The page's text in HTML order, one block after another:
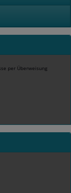
per Überweisung